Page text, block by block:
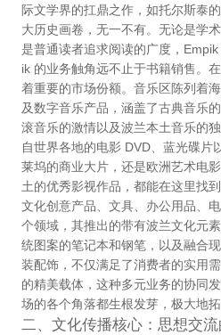
际文学界的扛鼎之作，如托尔斯泰
大历史画卷，无一不有。无论是学
是普通读者追求阅读的广度，
ik 的业务触角远不止于书籍销售。
着重要的市场份额。音乐区陈列着
及数字音乐产品，涵盖了古典音乐
滚音乐的激情以及波兰本土音乐的
自世界各地的电影 DVD、蓝光碟片
莱坞的商业大片，还是欧洲艺术电
土的优秀影视作品，都能在这里找
文化创意产品、文具、办公用品、
个领域，其推出的带有波兰文化元
统图案的笔记本和钢笔，以及融合
装配饰，不仅满足了消费者的实用
的精美载体，这种多元业务的协同
场的各个角落都生根发芽，极大地
二、文化传播核心：思想交